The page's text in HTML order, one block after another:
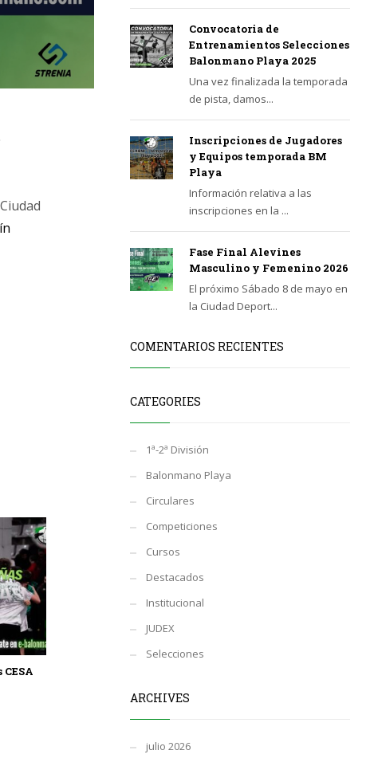
Convocatoria de
Entrenamientos Selecciones
Balonmano Playa 2025
Una vez finalizada la temporada
de pista, damos...
Inscripciones de Jugadores
y Equipos temporada BM
Playa
Información relativa a las
inscripciones en la ...
Fase Final Alevines
Masculino y Femenino 2026
El próximo Sábado 8 de mayo en
la Ciudad Deport...
COMENTARIOS RECIENTES
CATEGORIES
1ª-2ª División
Balonmano Playa
Circulares
Competiciones
Cursos
Destacados
Institucional
JUDEX
Selecciones
ARCHIVES
julio 2026